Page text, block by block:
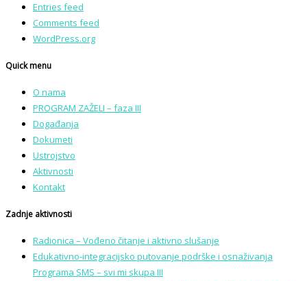
Entries feed
Comments feed
WordPress.org
Quick menu
O nama
PROGRAM ZAŽELI – faza III
Događanja
Dokumeti
Ustrojstvo
Aktivnosti
Kontakt
Zadnje aktivnosti
Radionica – Vođeno čitanje i aktivno slušanje
Edukativno-integracijsko putovanje podrške i osnaživanja
Programa SMS – svi mi skupa III